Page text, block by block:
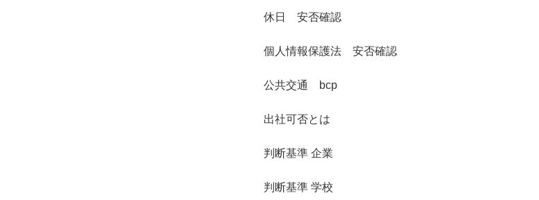
休日 安否確認
個人情報保護法 安否確認
公共交通 bcp
出社可否とは
判断基準 企業
判断基準 学校